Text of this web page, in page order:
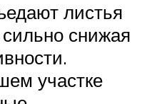
листья
снижая
участке